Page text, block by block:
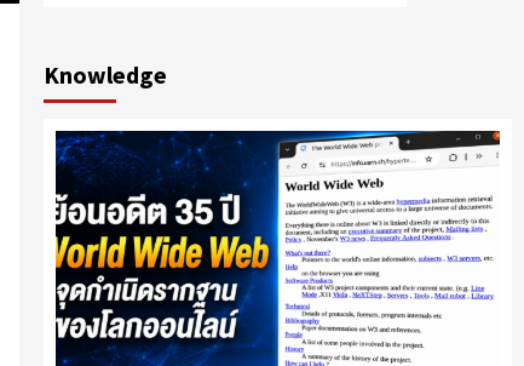
Knowledge